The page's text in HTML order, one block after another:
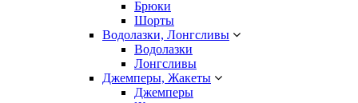
Брюки
Шорты
Водолазки, Лонгсливы
Водолазки
Лонгсливы
Джемперы, Жакеты
Джемперы